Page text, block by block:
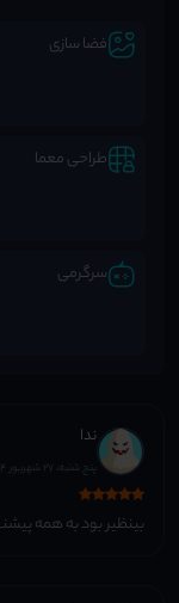
فضا سازی
طراحی معما
سرگرمی
ندا
پنج شنبه، 27 شهریور 1404
بینظیر بود به همه